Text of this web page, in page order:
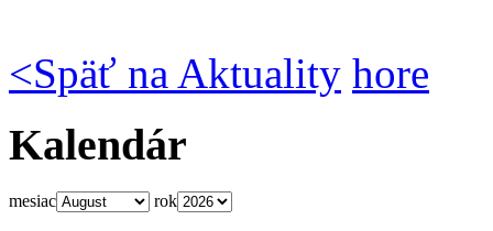
<Späť na Aktuality hore
Kalendár
mesiac rok